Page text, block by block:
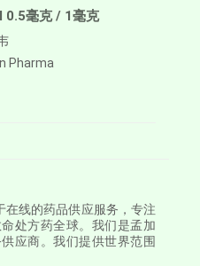
0.5毫克 / 1毫克
Pharma
在线的药品供应服务，专注
处方药全球。我们是孟加
应商。我们提供世界范围